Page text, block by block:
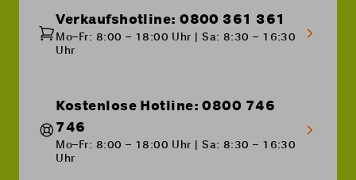
Verkaufshotline: 0800 361 361
Mo–Fr: 8:00 – 18:00 Uhr | Sa: 8:30 – 16:30
Uhr
Kostenlose Hotline: 0800 746
746
Mo–Fr: 8:00 – 18:00 Uhr | Sa: 8:30 – 16:30
Uhr